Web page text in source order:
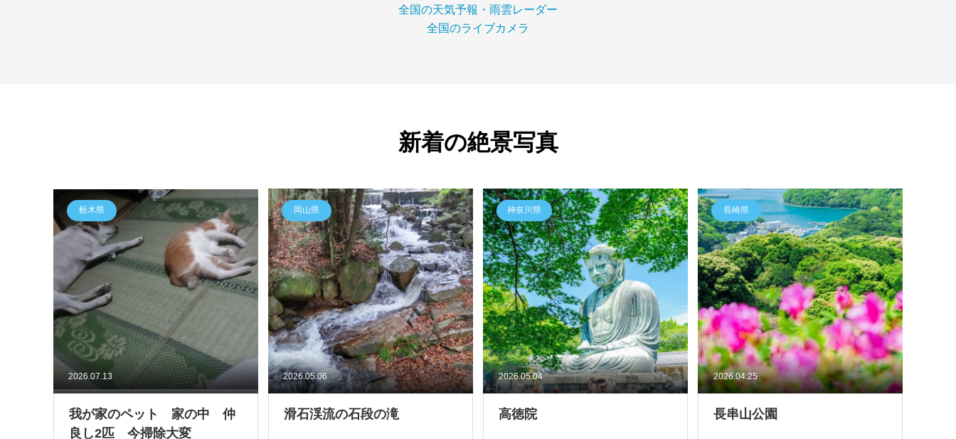
全国の天気予報・雨雲レーダー
全国のライブカメラ
新着の絶景写真
2026.07.13
栃木県
我が家のペット 家の中 仲
良し2匹 今掃除大変
2026.05.06
岡山県
滑石渓流の石段の滝
2026.05.04
神奈川県
高徳院
2026.04.25
長崎県
長串山公園